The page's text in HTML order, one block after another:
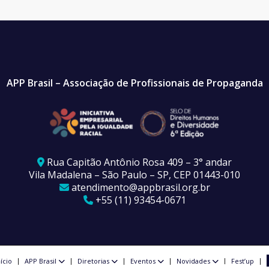
APP Brasil – Associação de Profissionais de Propaganda
Rua Capitão Antônio Rosa 409 – 3° andar
Vila Madalena – São Paulo – SP, CEP 01443-010
atendimento@appbrasil.org.br
+55 (11) 93454-0671
APP Brasil Diretorias Eventos Novidades Fest’up